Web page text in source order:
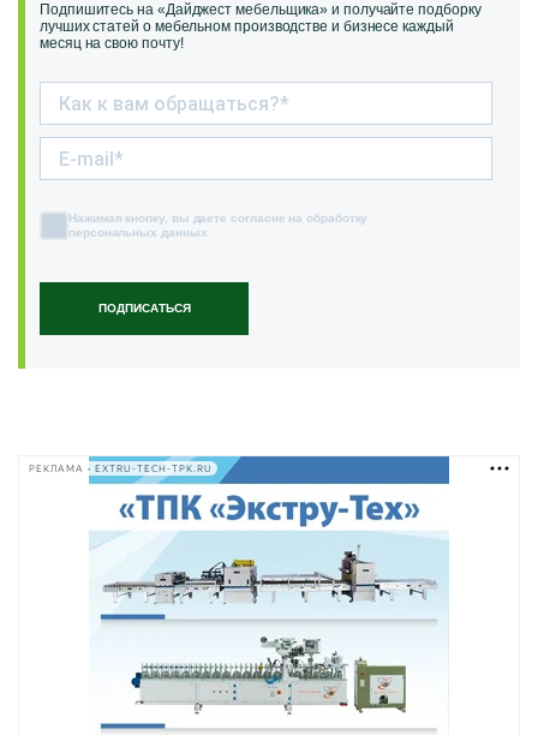
Подпишитесь на «Дайджест мебельщика» и получайте подборку
лучших статей о мебельном производстве и бизнесе каждый
месяц на свою почту!
ПОДПИСАТЬСЯ
Нажимая кнопку, вы даете согласие на обработку
персональных данных
РЕКЛАМА • EXTRU-TECH-TPK.RU